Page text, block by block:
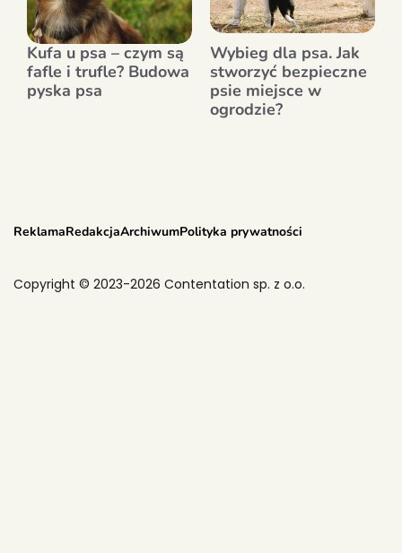
Kufa u psa – czym są
fafle i trufle? Budowa
pyska psa
Wybieg dla psa. Jak
stworzyć bezpieczne
psie miejsce w
ogrodzie?
ReklamaRedakcjaArchiwumPolityka prywatności
Copyright © 2023-2026 Contentation sp. z o.o.